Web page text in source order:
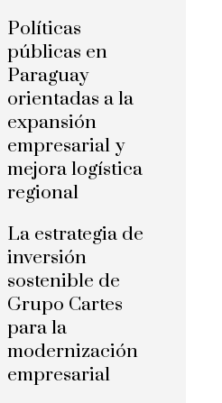
Políticas
públicas en
Paraguay
orientadas a la
expansión
empresarial y
mejora logística
regional
La estrategia de
inversión
sostenible de
Grupo Cartes
para la
modernización
empresarial